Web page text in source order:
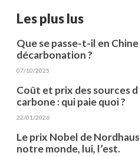
Les plus lus
Que se passe-t-il en
décarbonation ?
07/10/2025
Coût et prix des sources
carbone : qui paie quoi ?
22/01/2026
Le prix Nobel de
notre monde, lui, l’est.